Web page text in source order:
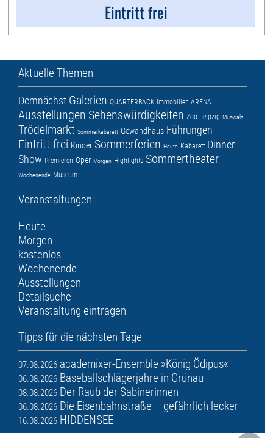
Eintritt frei
Aktuelle Themen
Demnächst Galerien QUARTERBACK Immobilien ARENA
Ausstellungen Sehenswürdigkeiten Zoo Leipzig Musicals
Trödelmarkt Sommerkabarett Gewandhaus Führungen
Eintritt frei Kinder Sommerferien Heute Kabarett Dinner-
Show Premieren Oper Morgen Highlights Sommertheater
Wochenende Museum
Veranstaltungen
Heute
Morgen
kostenlos
Wochenende
Ausstellungen
Detailsuche
Veranstaltung eintragen
Tipps für die nächsten Tage
07.08.2026 academixer-Ensemble »König Ödipus«
06.08.2026 Baseballschlägerjahre in Grünau
08.08.2026 Der Raub der Sabinerinnen
06.08.2026 Die Eisenbahnstraße – gefährlich lecker
16.08.2026 HIDDENSEE